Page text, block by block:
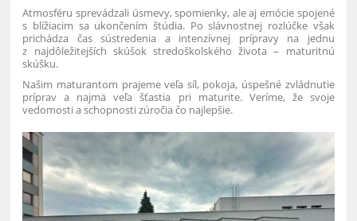
Atmosféru sprevádzali úsmevy, spomienky, ale aj emócie spojené
s blížiacim sa ukončením štúdia. Po slávnostnej rozlúčke však
prichádza čas sústredenia a intenzívnej prípravy na jednu
z najdôležitejších skúšok stredoškolského života – maturitnú
skúšku.
Našim maturantom prajeme veľa síl, pokoja, úspešné zvládnutie
príprav a najmä veľa šťastia pri maturite. Veríme, že svoje
vedomosti a schopnosti zúročia čo najlepšie.